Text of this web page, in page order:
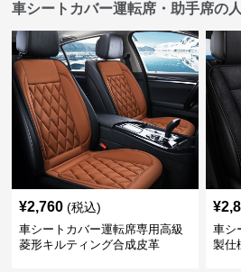
車シートカバー運転席・助手席の
¥2,760 (税込)
車シートカバー運転席専用高級
菱形キルティング合成皮革
¥
車シ
製仕